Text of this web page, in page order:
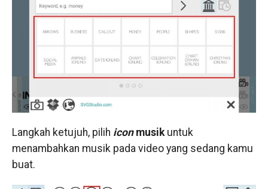
Langkah ketujuh, pilih iconmusikuntuk
menambahkan musik pada video yang sedang kamu
buat.